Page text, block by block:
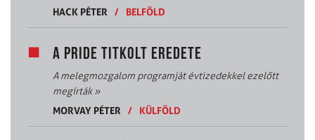
HACK PÉTER
/ BELFÖLD
A PRIDE TITKOLT EREDETE
A melegmozgalom programját évtizedekkel ezelőtt
megírták»
MORVAY PÉTER
/ KÜLFÖLD